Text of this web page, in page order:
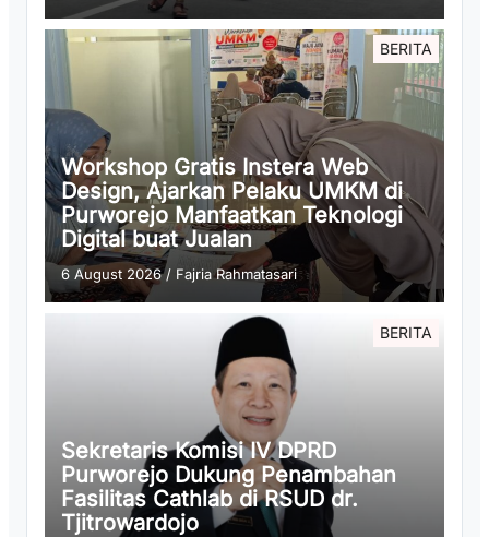
BERITA
Workshop Gratis Instera Web
Design, Ajarkan Pelaku UMKM di
Purworejo Manfaatkan Teknologi
Digital buat Jualan
6 August 2026/ Fajria Rahmatasari
BERITA
Sekretaris Komisi IV DPRD
Purworejo Dukung Penambahan
Fasilitas Cathlab di RSUD dr.
Tjitrowardojo